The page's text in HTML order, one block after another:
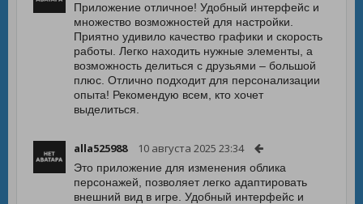
Приложение отличное! Удобный интерфейс и
множество возможностей для настройки.
Приятно удивило качество графики и скорость
работы. Легко находить нужные элементы, а
возможность делиться с друзьями – большой
плюс. Отлично подходит для персонализации
опыта! Рекомендую всем, кто хочет
выделиться.
alla525988 10 августа 2025 23:34
Это приложение для изменения облика
персонажей, позволяет легко адаптировать
внешний вид в игре. Удобный интерфейс и